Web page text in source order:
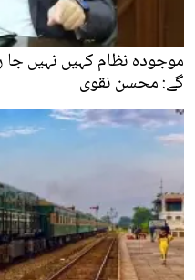
موجودہ نظام کہیں نہیں جا
گے: محسن نقوی